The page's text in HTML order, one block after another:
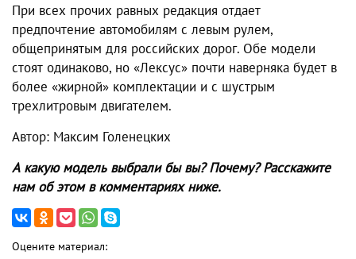
При всех прочих равных редакция отдает
предпочтение автомобилям с левым рулем,
общепринятым для российских дорог. Обе модели
стоят одинаково, но «Лексус» почти наверняка будет в
более «жирной» комплектации и c шустрым
трехлитровым двигателем.
Автор: Максим Голенецких
А какую модель выбрали бы вы? Почему? Расскажите
нам об этом в комментариях ниже.
Оцените материал: